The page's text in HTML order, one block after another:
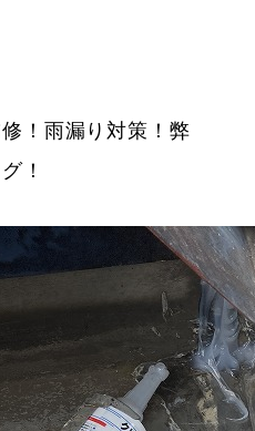
！雨漏り対策！弊
！